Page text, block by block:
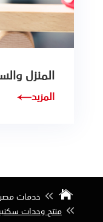
المنزل
المزيد
خدمات
منتج وحدات